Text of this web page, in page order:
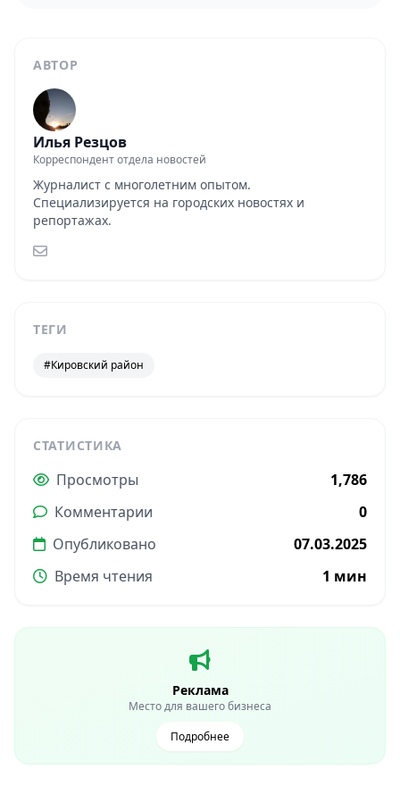
АВТОР
Илья Резцов
Корреспондент отдела новостей
Журналист с многолетним опытом.
Специализируется на городских новостях и
репортажах.
ТЕГИ
#Кировский район
СТАТИСТИКА
Просмотры
1,786
Комментарии
0
Опубликовано
07.03.2025
Время чтения
1 мин
Реклама
Место для вашего бизнеса
Подробнее